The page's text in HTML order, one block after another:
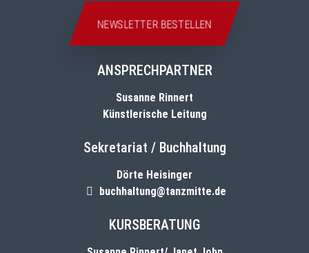
NEWSLETTER BESTELLEN
ANSPRECHPARTNER
Susanne Rinnert
Künstlerische Leitung
Sekretariat / Buchhaltung
Dörte Heisinger
buchhaltung@tanzmitte.de
KURSBERATUNG